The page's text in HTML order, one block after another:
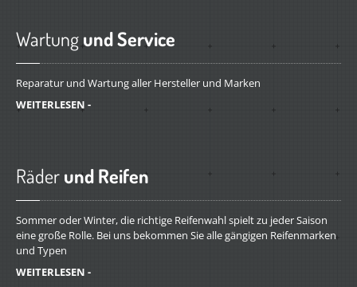
Wartungund Service
Reparatur und Wartung aller Hersteller und Marken
WEITERLESEN -
Räderund Reifen
Sommer oder Winter, die richtige Reifenwahl spielt zu jeder Saison
eine große Rolle. Bei uns bekommen Sie alle gängigen Reifenmarken
und Typen
WEITERLESEN -